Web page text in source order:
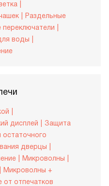
Раздельные
воды
дисплей
Защита
остаточного
дверцы
Микроволны
Микроволны +
от отпечатков